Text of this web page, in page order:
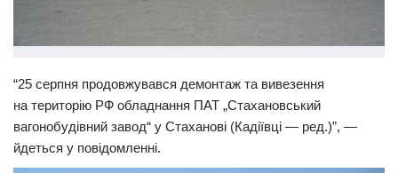
Здоров’я
Події
Кримінал
“25 серпня продовжувався демонтаж та вивезення
на територію РФ обладнання ПАТ „Стахановський
вагонобудівний завод“ у Стаханові (Кадіївці — ред.)”, —
йдеться у повідомленні.